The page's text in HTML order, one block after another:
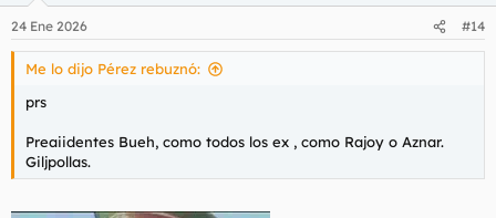
24 Ene 2026 #14
Me lo dijo Pérez rebuznó:
prs
Preaiidentes Bueh, como todos los ex , como Rajoy o Aznar.
Giljpollas.